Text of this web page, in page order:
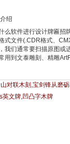
绍
软件进行设计牌匾招牌
式文件(.CDR格式、
我们通常要扫描原图或
用到文泰雕刻、精雕
对联木刻,宝剑锋从磨
英文牌,凹凸字木牌